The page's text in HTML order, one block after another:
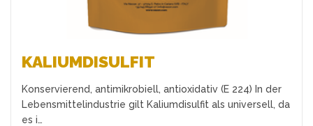
KALIUMDISULFIT
Konservierend, antimikrobiell, antioxidativ (E 224) In der
Lebensmittelindustrie gilt Kaliumdisulfit als universell, da
es i…